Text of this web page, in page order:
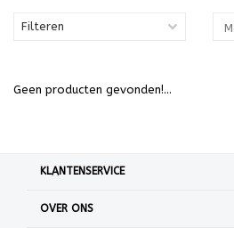
Filteren
Geen producten gevonden!...
KLANTENSERVICE
OVER ONS